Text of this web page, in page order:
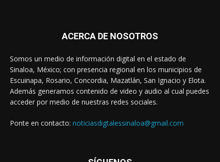
ACERCA DE NOSOTROS
Somos un medio de información digital en el estado de
Sinaloa, México; con presencia regional en los municipios de
Escuinapa, Rosario, Concordia, Mazatlán, San Ignacio y Elota.
Además generamos contenido de video y audio al cual puedes
acceder por medio de nuestras redes sociales.
Ponte en contacto: noticiasdigtalessinaloa@gmail.com